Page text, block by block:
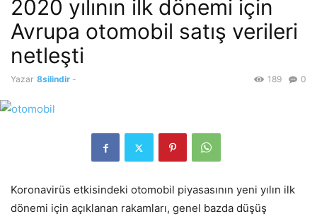
2020 yılının ilk dönemi için
Avrupa otomobil satış verileri
netleşti
Yazar 8silindir - 0
189
Koronavirüs etkisindeki otomobil piyasasının yeni yılın ilk
dönemi için açıklanan rakamları, genel bazda düşüş